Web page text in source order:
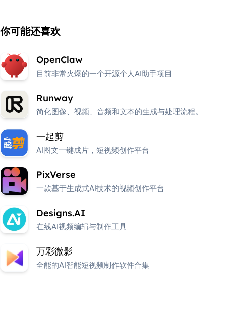
你可能还喜欢
OpenClaw
目前非常火爆的一个开源个人AI助手项目
Runway
简化图像、视频、音频和文本的生成与处理流程。
一起剪
AI图文一键成片，短视频创作平台
PixVerse
一款基于生成式AI技术的视频创作平台
Designs.AI
在线AI视频编辑与制作工具
万彩微影
全能的AI智能短视频制作软件合集